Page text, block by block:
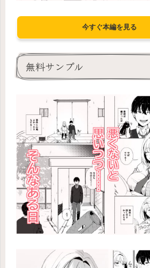
今すぐ本編を見る
無料サンプル